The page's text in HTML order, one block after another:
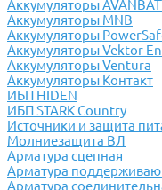
Аккумуляторы
Аккумуляторы MNB
Аккумуляторы
Аккумуляторы Vektor
Аккумуляторы Ventura
Аккумуляторы Контакт
ИБП HIDEN
ИБП STARK Country
Источники и защита
Молниезащита ВЛ
Арматура сцепная
Арматура
Арматура